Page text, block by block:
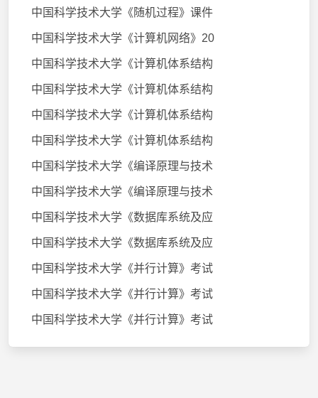
中国科学技术大学《随机过程》课件
中国科学技术大学《计算机网络》20
中国科学技术大学《计算机体系结构
中国科学技术大学《计算机体系结构
中国科学技术大学《计算机体系结构
中国科学技术大学《计算机体系结构
中国科学技术大学《编译原理与技术
中国科学技术大学《编译原理与技术
中国科学技术大学《数据库系统及应
中国科学技术大学《数据库系统及应
中国科学技术大学《并行计算》考试
中国科学技术大学《并行计算》考试
中国科学技术大学《并行计算》考试